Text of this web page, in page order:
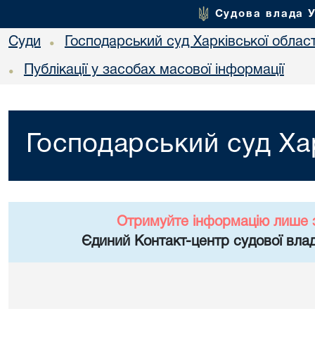
Судова влада
Суди • Господарський суд Харківської
• Публікації у засобах масової інформації
Господарський суд
Отримуйте інформацію лише
Єдиний Контакт-центр судової